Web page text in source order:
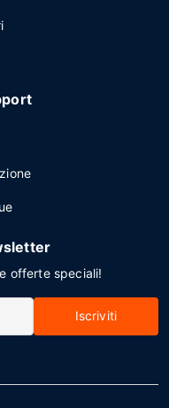
offerte speciali!
Iscriviti